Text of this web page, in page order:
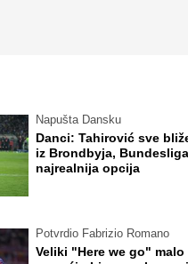
Napušta Dansku
Danci: Tahirović sve
iz Brondbyja, Bundesliga
najrealnija opcija
Potvrdio Fabrizio Romano
Veliki "Here we go" malo